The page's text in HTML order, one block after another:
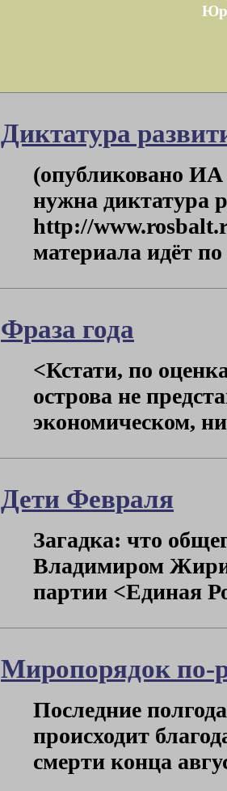
Диктатура
(опубликовано ИА
нужна диктатура
http://
материала идёт по
Фраза года
<Кстати, по
острова не
экономическом,
Дети Февраля
Загадка: что
Владимиром
партии <Единая
Миропорядок по-
Последние
происходит
смерти конца